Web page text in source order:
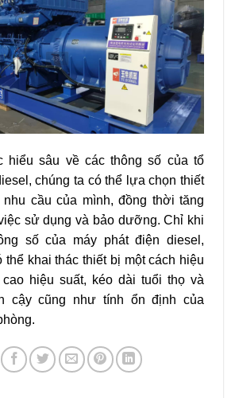
hiểu sâu về các thông số của tổ
chúng ta có thể lựa chọn thiết
cầu của mình, đồng thời tăng
sử dụng và bảo dưỡng. Chỉ khi
số của máy phát điện diesel,
thể khai thác thiết bị một cách hiệu
hiệu suất, kéo dài tuổi thọ và
cậy cũng như tính ổn định của